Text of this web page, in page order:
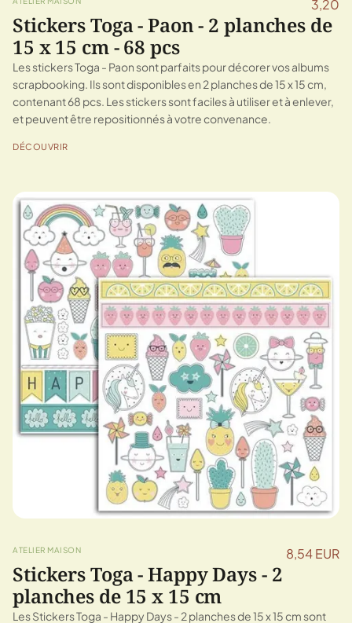
3,20
Stickers Toga - Paon - 2 planches de
15 x 15 cm - 68 pcs
Les stickers Toga - Paon sont parfaits pour décorer vos albums
scrapbooking. Ils sont disponibles en 2 planches de 15 x 15 cm,
contenant 68 pcs. Les stickers sont faciles à utiliser et à enlever,
et peuvent être repositionnés à votre convenance.
DÉCOUVRIR
ATELIER MAISON 8,54 EUR
Stickers Toga - Happy Days - 2
planches de 15 x 15 cm
Les Stickers Toga - Happy Days - 2 planches de 15 x 15 cm sont